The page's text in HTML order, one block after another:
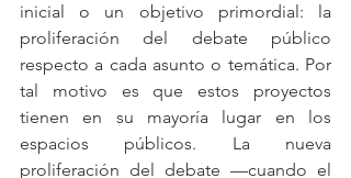
inicial o un objetivo primordial: la
proliferación del debate público
respecto a cada asunto o temática. Por
tal motivo es que estos proyectos
tienen en su mayoría lugar en los
espacios públicos. La nueva
proliferación del debate —cuando el